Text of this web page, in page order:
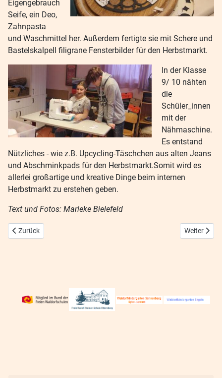
Eigengebrauch
Seife, ein Deo,
Zahnpasta
und Waschmittel her. Außerdem fertigte sie mit Schere und
Bastelskalpell filigrane Fensterbilder für den Herbstmarkt.
In der Klasse
9/ 10 nähten
die
Schüler_innen
mit der
Nähmaschine.
Es entstand
Nützliches - wie z.B. Upcycling-Täschchen aus alten Jeans
und Abschminkpads für den Herbstmarkt.Somit wird es
allerlei großartige und kreative Dinge beim internen
Herbstmarkt zu erstehen geben.
Text und Fotos: Marieke Bielefeld
Vorheriger Beitrag: Wikinger Epoche der Klasse 3/4
Zurück Nächster
Weiter